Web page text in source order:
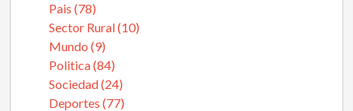
Pais (78)
Sector Rural (10)
Mundo (9)
Politica (84)
Sociedad (24)
Deportes (77)